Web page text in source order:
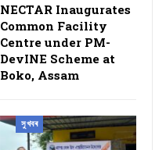
NECTAR Inaugurates
Common Facility
Centre under PM-
DevINE Scheme at
Boko, Assam
সুখবৰ